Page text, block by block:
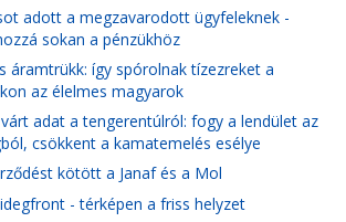
adott a megzavarodott ügyfeleknek -
sokan a pénzükhöz
áramtrükk: így spórolnak tízezreket a
az élelmes magyarok
adat a tengerentúlról: fogy a lendület az
csökkent a kamatemelés esélye
kötött a Janaf és a Mol
- térképen a friss helyzet